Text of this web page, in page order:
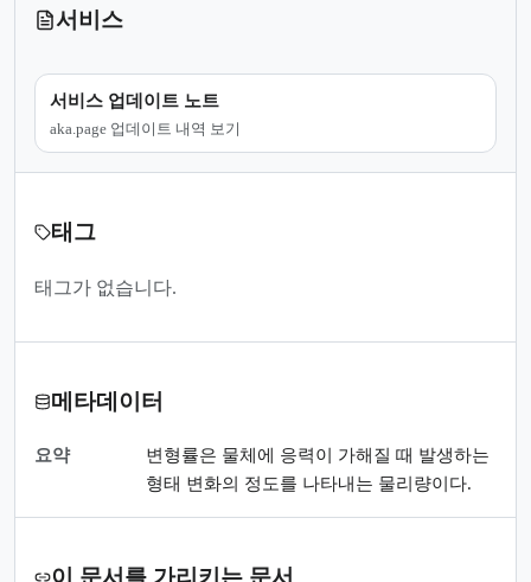
서비스
서비스 업데이트 노트
aka.page 업데이트 내역 보기
태그
태그가 없습니다.
메타데이터
요약
변형률은 물체에 응력이 가해질 때 발생하는
형태 변화의 정도를 나타내는 물리량이다.
이 문서를 가리키는 문서